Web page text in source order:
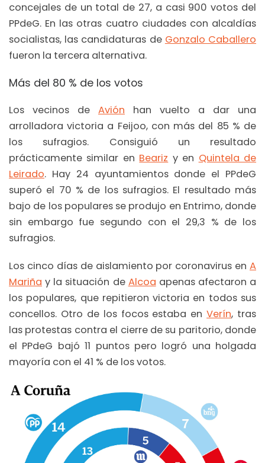
concejales de un total de 27, a casi 900 votos del
PPdeG. En las otras cuatro ciudades con alcaldías
socialistas, las candidaturas de Gonzalo Caballero
fueron la tercera alternativa.
Más del 80 % de los votos
Los vecinos de Avión han vuelto a dar una
arrolladora victoria a Feijoo, con más del 85 % de
los sufragios. Consiguió un resultado
prácticamente similar en Beariz y en Quintela de
Leirado. Hay 24 ayuntamientos donde el PPdeG
superó el 70 % de los sufragios. El resultado más
bajo de los populares se produjo en Entrimo, donde
sin embargo fue segundo con el 29,3 % de los
sufragios.
Los cinco días de aislamiento por coronavirus en A
Mariña y la situación de Alcoa apenas afectaron a
los populares, que repitieron victoria en todos sus
concellos. Otro de los focos estaba enVerín, tras
las protestas contra el cierre de su paritorio, donde
el PPdeG bajó 11 puntos pero logró una holgada
mayoría con el 41 % de los votos.